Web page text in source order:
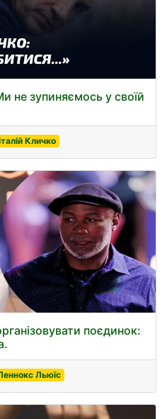
зупиняємось у своїй
Кличко
поєдинок:
Льюїс